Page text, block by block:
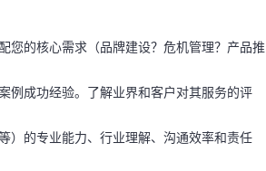
您的核心需求（品牌建设？危机管理？产品推
例成功经验。了解业界和客户对其服务的评
）的专业能力、行业理解、沟通效率和责任